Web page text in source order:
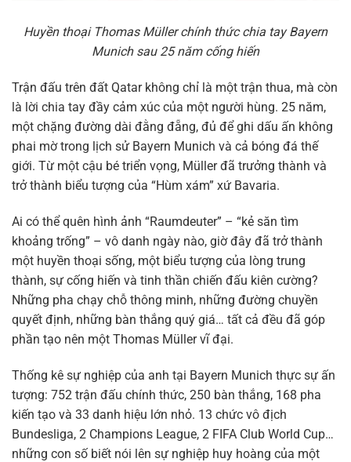
Huyền thoại Thomas Müller chính thức chia tay Bayern
Munich sau 25 năm cống hiến
Trận đấu trên đất Qatar không chỉ là một trận thua, mà còn
là lời chia tay đầy cảm xúc của một người hùng. 25 năm,
một chặng đường dài đằng đẵng, đủ để ghi dấu ấn không
phai mờ trong lịch sử Bayern Munich và cả bóng đá thế
giới. Từ một cậu bé triển vọng, Müller đã trưởng thành và
trở thành biểu tượng của “Hùm xám” xứ Bavaria.
Ai có thể quên hình ảnh “Raumdeuter” – “kẻ săn tìm
khoảng trống” – vô danh ngày nào, giờ đây đã trở thành
một huyền thoại sống, một biểu tượng của lòng trung
thành, sự cống hiến và tinh thần chiến đấu kiên cường?
Những pha chạy chỗ thông minh, những đường chuyền
quyết định, những bàn thắng quý giá… tất cả đều đã góp
phần tạo nên một Thomas Müller vĩ đại.
Thống kê sự nghiệp của anh tại Bayern Munich thực sự ấn
tượng: 752 trận đấu chính thức, 250 bàn thắng, 168 pha
kiến tạo và 33 danh hiệu lớn nhỏ. 13 chức vô địch
Bundesliga, 2 Champions League, 2 FIFA Club World Cup…
những con số biết nói lên sự nghiệp huy hoàng của một